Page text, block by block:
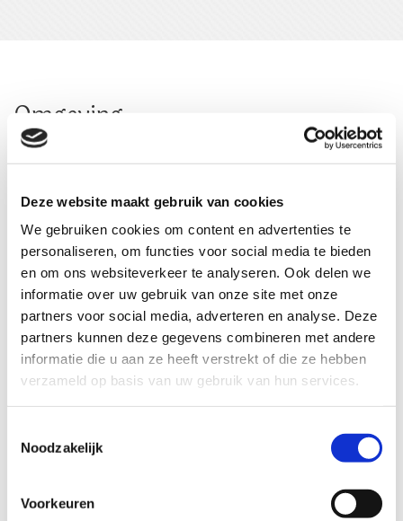
Deze website maakt gebruik van cookies
We gebruiken cookies om content en advertenties te
personaliseren, om functies voor social media te bieden
en om ons websiteverkeer te analyseren. Ook delen we
informatie over uw gebruik van onze site met onze
partners voor social media, adverteren en analyse. Deze
partners kunnen deze gegevens combineren met andere
informatie die u aan ze heeft verstrekt of die ze hebben
verzameld op basis van uw gebruik van hun services.
Noodzakelijk
Voorkeuren
Omgeving
De prachtige omgeving leent zich uitstekend voor het maken van
meter). In het dorp Scharendijke (500 meter) bevinden zich diverse
gezellige restaurantjes en kroegjes. Scharendijke ligt nabij de
gezellige badplaatsen Renesse en Burgh-Haamstede. Het eveneens
aantrekkelijke Zierikzee ligt op 10 kilometer afstand, Goes op 35
minuten.
Strand
Strandliefhebbers kunnen zich volop uitleven in de omgeving.
Het Noordzeestrand ligt namelijk op slechts 1100 meter en het
een geliefde plek voor allerlei soorten watersport zoals kitesurfen,
surfen, blokarten en kitebuggy. Hier zijn ook diverse cursussen te